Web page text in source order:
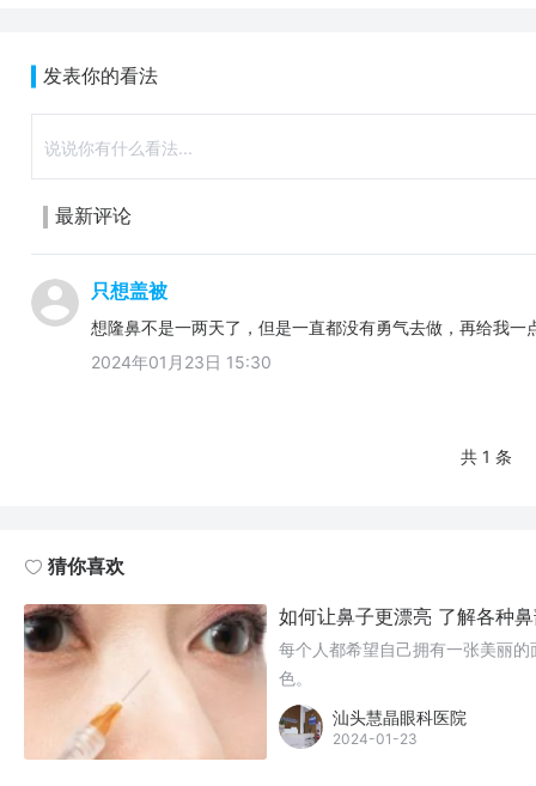
发表你的看法
最新评论
只想盖被
想隆鼻不是一两天了，但是一直都没有勇气去做，再给我一
2024年01月23日 15:30
共 1 条
猜你喜欢
如何让鼻子更漂亮 了解各种
每个人都希望自己拥有一张美丽
色。
汕头慧晶眼科医院
2024-01-23